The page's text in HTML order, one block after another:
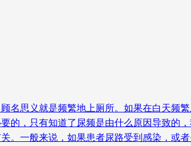
名思义就是频繁地上厕所。如果在白天频
的，只有知道了尿频是由什么原因导致的
。一般来说，如果患者尿路受到感染，或